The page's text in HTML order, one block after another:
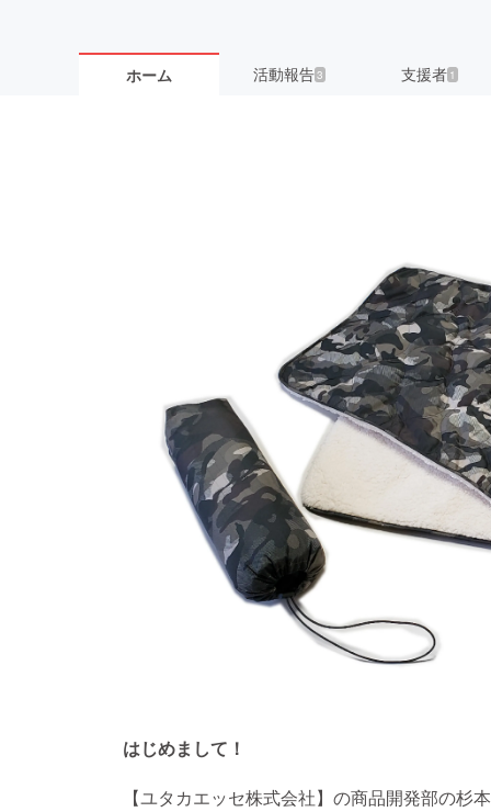
ホーム 活動報告3 支援者 1
はじめまして！
【ユタカエッセ株式会社】の商品開発部の杉